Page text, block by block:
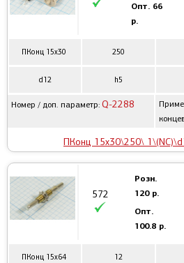
ПКонц 15x30 250
d12 h5
Номер / доп. параметр: Q-2288
ПКонц 15x30\250\
Опт. 66
р.
ПКонц 15x64 12
572
Розн.
120 р.
Опт.
100.8 р.